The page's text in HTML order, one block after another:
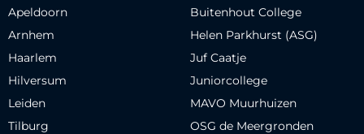
Apeldoorn
Arnhem
Haarlem
Hilversum
Leiden
Tilburg
Buitenhout College
Helen Parkhurst (ASG)
Juf Caatje
Juniorcollege
MAVO Muurhuizen
OSG de Meergronden